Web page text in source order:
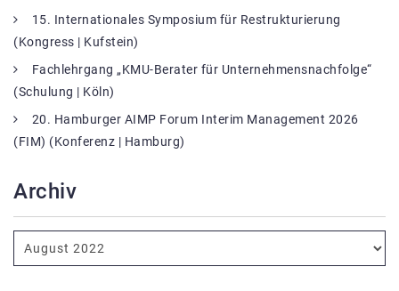
15. Internationales Symposium für Restrukturierung
(Kongress | Kufstein)
Fachlehrgang „KMU-Berater für Unternehmensnachfolge“
(Schulung | Köln)
20. Hamburger AIMP Forum Interim Management 2026
(FIM) (Konferenz | Hamburg)
Archiv